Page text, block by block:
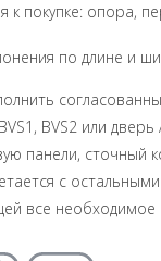
к покупке: опора,
по длине и
BVS2 или
панели, сточный
с
все